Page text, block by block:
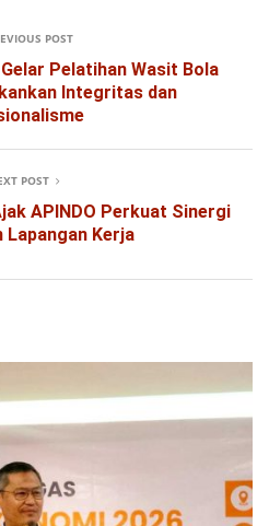
POST
Pelatihan Wasit Bola
Integritas dan
POST
APINDO Perkuat Sinergi
Lapangan Kerja